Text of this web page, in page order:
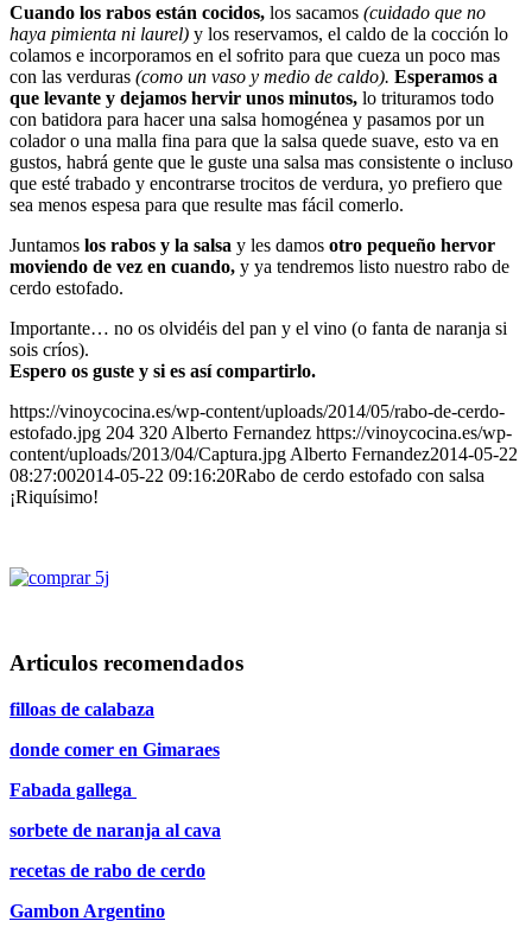
Cuando los rabos están cocidos, los sacamos (cuidado que no
haya pimienta ni laurel) y los reservamos, el caldo de la cocción lo
colamos e incorporamos en el sofrito para que cueza un poco mas
con las verduras (como un vaso y medio de caldo). Esperamos a
que levante y dejamos hervir unos minutos, lo trituramos todo
con batidora para hacer una salsa homogénea y pasamos por un
colador o una malla fina para que la salsa quede suave, esto va en
gustos, habrá gente que le guste una salsa mas consistente o incluso
que esté trabado y encontrarse trocitos de verdura, yo prefiero que
sea menos espesa para que resulte mas fácil comerlo.
Juntamos los rabos y la salsa y les damos otro pequeño hervor
moviendo de vez en cuando, y ya tendremos listo nuestro rabo de
cerdo estofado.
Importante… no os olvidéis del pan y el vino (o fanta de naranja si
sois críos).
Espero os guste y si es así compartirlo.
https://vinoycocina.es/wp-content/uploads/2014/05/rabo-de-cerdo-
estofado.jpg 204 320 Alberto Fernandez https://vinoycocina.es/wp-
content/uploads/2013/04/Captura.jpg Alberto Fernandez2014-05-22
08:27:002014-05-22 09:16:20Rabo de cerdo estofado con salsa
¡Riquísimo!
Articulos recomendados
filloas de calabaza
donde comer en Gimaraes
Fabada gallega
sorbete de naranja al cava
recetas de rabo de cerdo
Gambon Argentino